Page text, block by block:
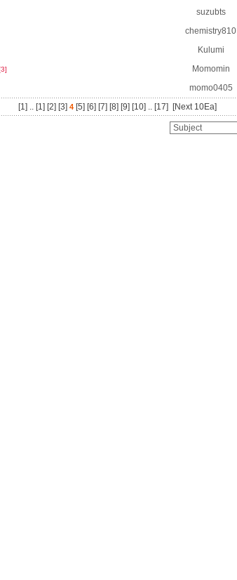
suzubts
chemistry810
Kulumi
Momomin
momo0405
[1] .. [1] [2] [3] 4 [5] [6] [7] [8] [9] [10] .. [17] [Next 10Ea]